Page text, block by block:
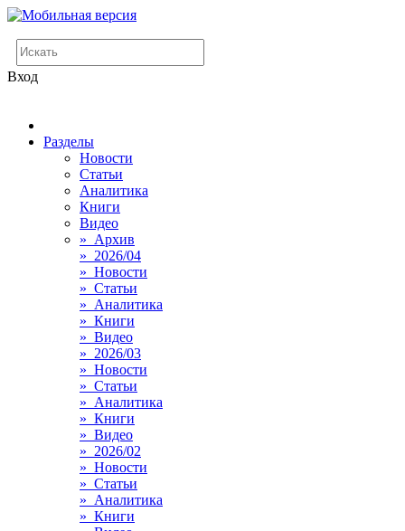
Вход
Разделы
Новости
Статьи
Аналитика
Книги
Видео
» Архив
» 2026/04
» Новости
» Статьи
» Аналитика
» Книги
» Видео
» 2026/03
» Новости
» Статьи
» Аналитика
» Книги
» Видео
» 2026/02
» Новости
» Статьи
» Аналитика
» Книги